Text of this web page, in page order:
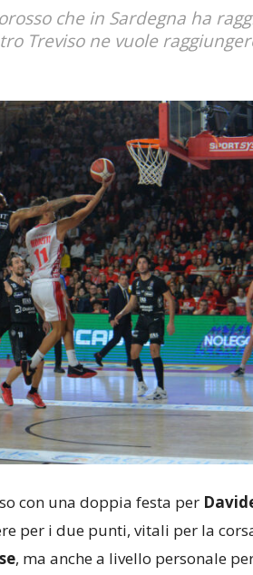
che in Sardegna ha
Treviso ne vuole
con una doppia festa per
per i due punti, vitali per la
, ma anche a livello personale